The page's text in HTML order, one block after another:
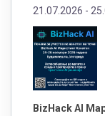
21.07.2026 -
BizHack AI